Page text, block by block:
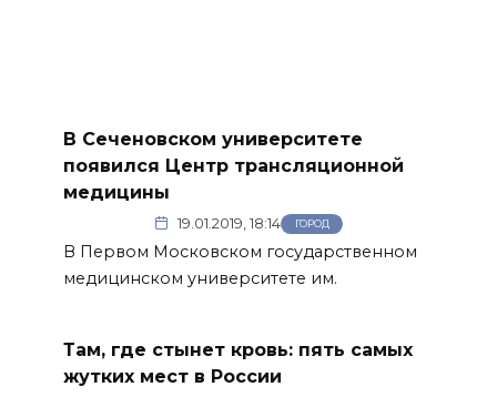
В Сеченовском университете
появился Центр трансляционной
медицины
19.01.2019, 18:14 ГОРОД
В Первом Московском государственном
медицинском университете им.
Там, где стынет кровь: пять самых
жутких мест в России